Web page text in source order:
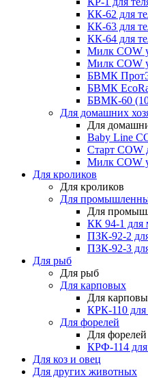
КК-62 для
КК-63 для
КК-64 для
Милк COW
Милк COW
БВМК
БВМК
БВМК-60
Для домашних
Для
Baby Line
Старт COW
Милк COW
Для кроликов
Для кроликов
Для
Для
КК 94-1 для
ПЗК-92-2
ПЗК-92-3
Для рыб
Для рыб
Для карповых
Для
КРК-110 для
Для форелей
Для форелей
КРФ-114
Для коз и овец
Для других животных